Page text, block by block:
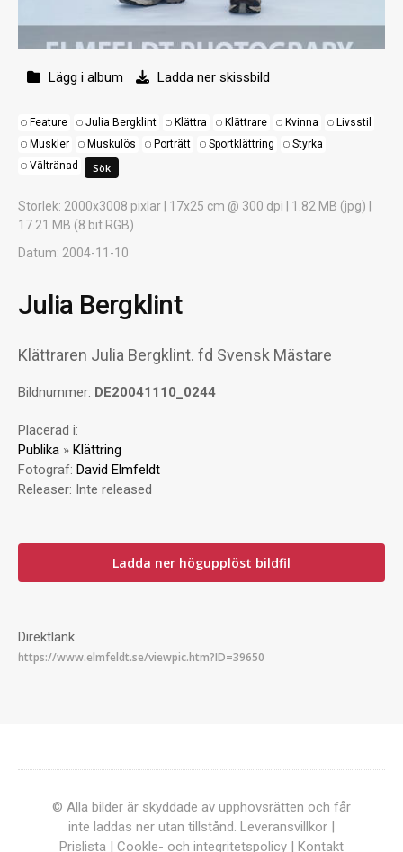
Lägg i album Ladda ner skissbild
Feature Julia Bergklint Klättra Klättrare Kvinna
Livsstil
Muskler
Muskulös Porträtt Sportklättring
Styrka
Vältränad
Storlek: 2000x3008 pixlar | 17x25 cm @ 300 dpi | 1.82 MB (jpg) |
17.21 MB (8 bit RGB)
Datum: 2004-11-10
Julia Bergklint
Klättraren Julia Bergklint. fd Svensk Mästare
Bildnummer: DE20041110_0244
Placerad i:
Publika » Klättring
Fotograf: David Elmfeldt
Releaser: Inte released
Ladda ner högupplöst bildfil
Direktlänk
© Alla bilder är skyddade av upphovsrätten och får
inte laddas ner utan tillstånd. Leveransvillkor |
Prislista | Cookle- och integritetspolicy | Kontakt